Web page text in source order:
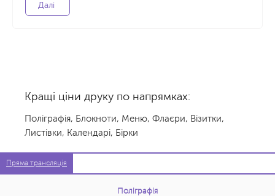
Далі
Кращі ціни друку по напрямках:
Поліграфія, Блокноти, Меню, Флаєри, Візитки,
Листівки, Календарі, Бірки
Пряма трансляція
Поліграфія